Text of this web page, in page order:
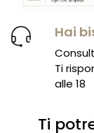
Hai
Ti
alle 18
Ti